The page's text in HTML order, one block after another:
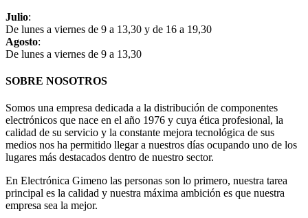
Julio:
De lunes a viernes de 9 a 13,30 y de 16 a 19,30
Agosto:
De lunes a viernes de 9 a 13,30
SOBRE NOSOTROS
Somos una empresa dedicada a la distribución de componentes
electrónicos que nace en el año 1976 y cuya ética profesional, la
calidad de su servicio y la constante mejora tecnológica de sus
medios nos ha permitido llegar a nuestros días ocupando uno de los
lugares más destacados dentro de nuestro sector.
En Electrónica Gimeno las personas son lo primero, nuestra tarea
principal es la calidad y nuestra máxima ambición es que nuestra
empresa sea la mejor.